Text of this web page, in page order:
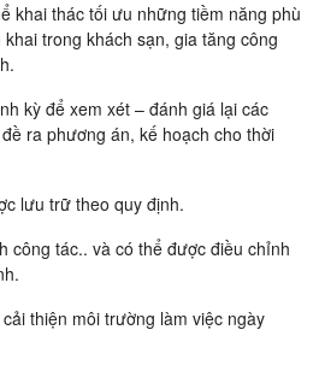
khai thác tối ưu những tiềm năng phù
trong khách sạn, gia tăng công
kỳ để xem xét – đánh giá lại các
ra phương án, kế hoạch cho thời
lưu trữ theo quy định.
công tác.. và có thể được điều chỉnh
thiện môi trường làm việc ngày